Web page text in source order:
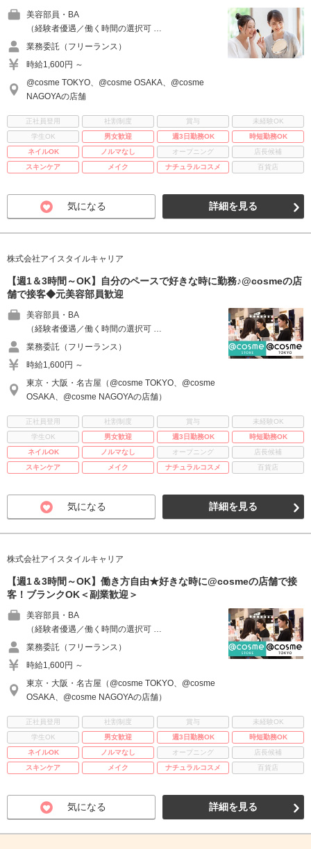
美容部員・BA
（経験者優遇／働く時間の選択可 …
業務委託（フリーランス）
時給1,600円 ～
@cosme TOKYO、@cosme OSAKA、@cosme
NAGOYAの店舗
正社員登用 社割制度 賞与
未経験OK
学生OK
男女歓迎 週3日勤務OK
時短勤務OK
ネイルOK
ノルマなし オープニング
店長候補
スキンケア
メイク ナチュラルコスメ 百貨店
気になる 詳細を見る
株式会社アイスタイルキャリア
【週1＆3時間～OK】自分のペースで好きな時に勤務♪@cosmeの店
舗で接客◆元美容部員歓迎
美容部員・BA
（経験者優遇／働く時間の選択可 …
業務委託（フリーランス）
時給1,600円 ～
東京・大阪・名古屋（@cosme TOKYO、@cosme
OSAKA、@cosme NAGOYAの店舗）
正社員登用 社割制度 賞与
未経験OK
学生OK
男女歓迎 週3日勤務OK
時短勤務OK
ネイルOK
ノルマなし オープニング
店長候補
スキンケア
メイク ナチュラルコスメ 百貨店
気になる 詳細を見る
株式会社アイスタイルキャリア
【週1＆3時間～OK】働き方自由★好きな時に@cosmeの店舗で接
客！ブランクOK＜副業歓迎＞
美容部員・BA
（経験者優遇／働く時間の選択可 …
業務委託（フリーランス）
時給1,600円 ～
東京・大阪・名古屋（@cosme TOKYO、@cosme
OSAKA、@cosme NAGOYAの店舗）
正社員登用 社割制度 賞与
未経験OK
学生OK
男女歓迎 週3日勤務OK
時短勤務OK
ネイルOK
ノルマなし オープニング
店長候補
スキンケア
メイク ナチュラルコスメ 百貨店
気になる 詳細を見る